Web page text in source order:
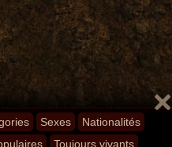
Sexes
Nationalités
Toujours vivants